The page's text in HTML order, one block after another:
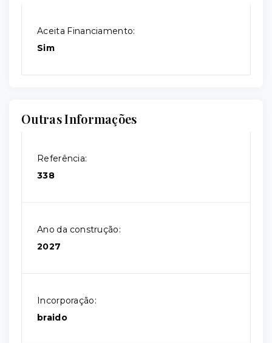
Aceita Financiamento:
Sim
Outras Informações
Referência:
338
Ano da construção:
2027
Incorporação:
braido